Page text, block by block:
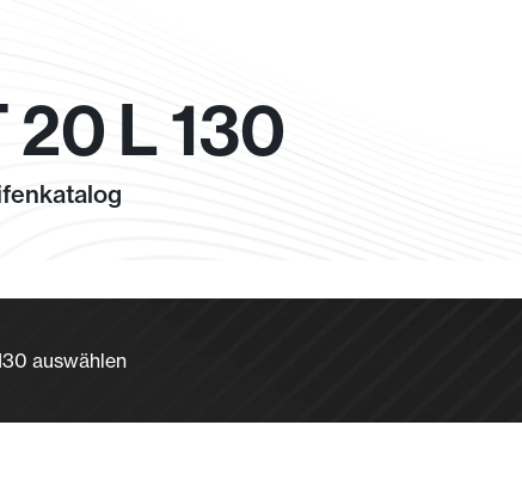
20 L 130
auswählen